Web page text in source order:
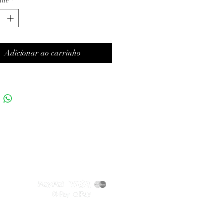
Adicionar ao carrinho